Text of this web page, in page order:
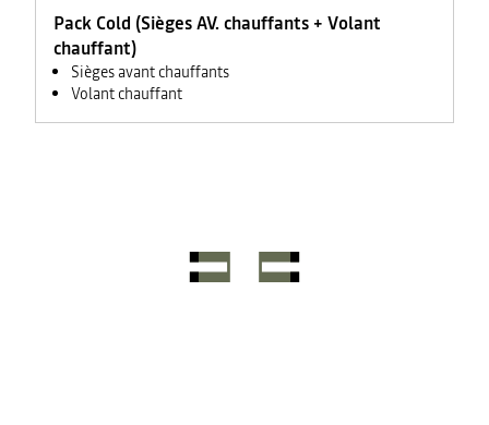
Pack Cold (Sièges AV. chauffants + Volant
chauffant)
Sièges avant chauffants
Volant chauffant